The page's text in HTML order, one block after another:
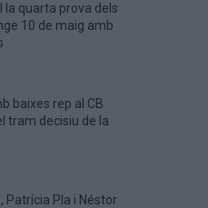
la quarta prova dels
10 de maig amb
baixes rep al CB
tram decisiu de la
Patrícia Pla i Néstor